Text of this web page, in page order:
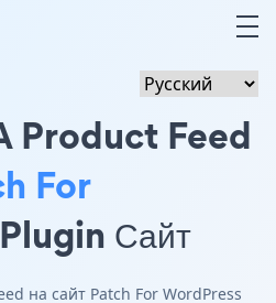
Product Feed
For
Plugin Сайт
на сайт Patch For WordPress